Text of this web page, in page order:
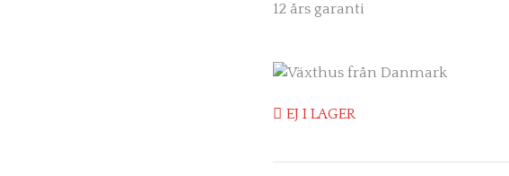
12 års garanti
EJ I LAGER